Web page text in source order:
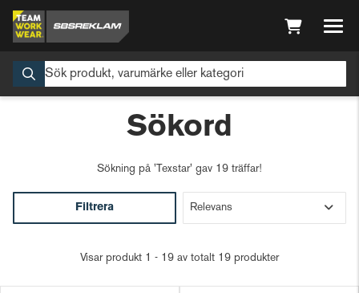
Sökord
Sökning på 'Texstar' gav 19 träffar!
Filtrera
Visar produkt 1 - 19 av totalt 19 produkter